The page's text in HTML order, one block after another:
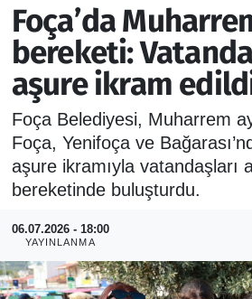
Foça’da
bereketi:
aşure ikram
Foça Belediyesi, Muharrem
Foça, Yenifoça ve
aşure ikramıyla vatandaşları
bereketinde buluşturdu.
06.07.2026 - 18:00
YAYINLANMA
GENEL
EKONOMİ
SİYASET
SPOR
RESMİ REKLAM
İzmir Trafik Yoğunluk
Puan Durumu ve Fikstür
Tüm Manşetler
Son Dakika Haberleri